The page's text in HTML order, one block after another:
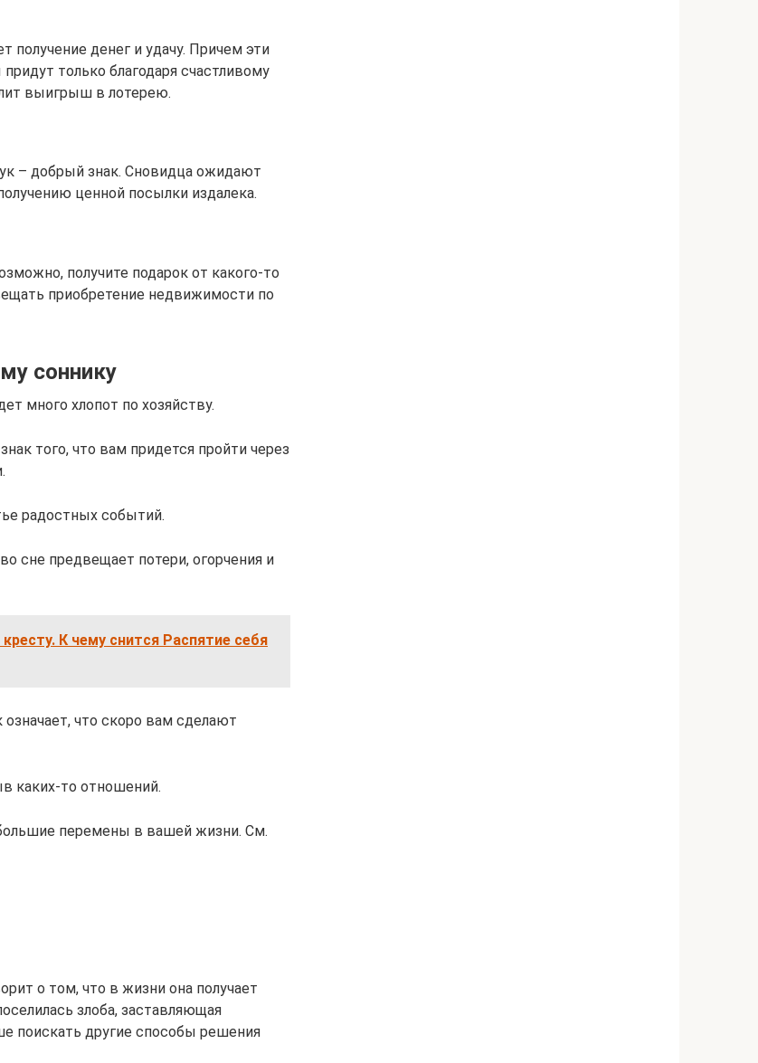
получение денег и удачу. Причем эти
только благодаря счастливому
выигрыш в лотерею.
– добрый знак. Сновидца ожидают
ценной посылки издалека.
получите подарок от какого-то
приобретение недвижимости по
соннику
много хлопот по хозяйству.
того, что вам придется пройти через
радостных событий.
сне предвещает потери, огорчения и
К чему снится Распятие себя
что скоро вам сделают
каких-то отношений.
перемены в вашей жизни. См.
о том, что в жизни она получает
злоба, заставляющая
поискать другие способы решения